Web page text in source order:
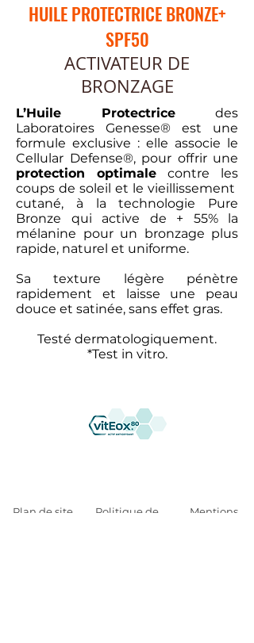
HUILE PROTECTRICE BRONZE+
SPF50
ACTIVATEUR DE
BRONZAGE
L’Huile Protectrice des
Laboratoires Genesse® est une
formule exclusive : elle associe le
Cellular Defense®, pour offrir une
protection optimale contre les
coups de soleil et le vieillissement
cutané, à la technologie Pure
Bronze qui active de + 55% la
mélanine pour un bronzage plus
rapide, naturel et uniforme.
Sa texture légère pénètre
rapidement et laisse une peau
douce et satinée, sans effet gras.
Testé dermatologiquement.
*Test in vitro.
Plan de site
Mentions
Politique de